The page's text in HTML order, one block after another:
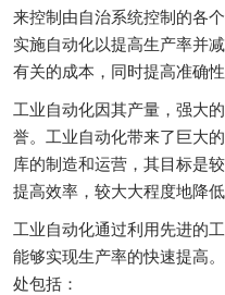
来控制由自治系统控制的各
实施自动化以提高生产率并
有关的成本，同时提高准确性
工业自动化因其产量，强大
誉。工业自动化带来了巨大
库的制造和运营，其目标是
提高效率，较大大程度地降低
工业自动化通过利用先进的
能够实现生产率的快速提高
处包括：